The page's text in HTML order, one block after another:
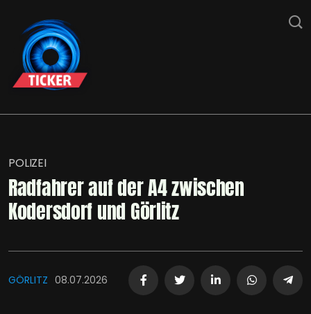
POLIZEI
Radfahrer auf der A4 zwischen
Kodersdorf und Görlitz
GÖRLITZ 08.07.2026